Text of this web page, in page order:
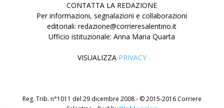
CONTATTA LA REDAZIONE
Per informazioni, segnalazioni e collaborazioni
editoriali: redazione@corrieresalentino.it
Ufficio istituzionale: Anna Maria Quarta
VISUALIZZA PRIVACY
Reg. Trib. n°1011 del 29 dicembre 2008 - © 2015-2016 Corriere